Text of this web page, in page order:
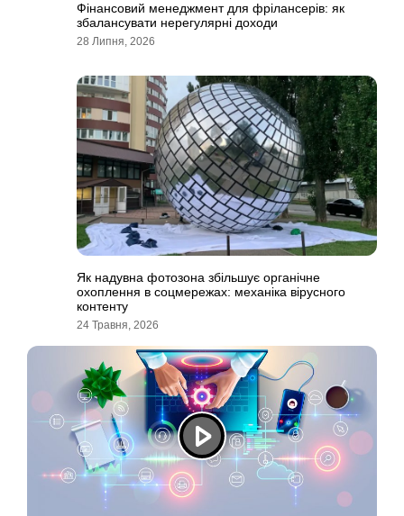
Фінансовий менеджмент для фрілансерів: як
збалансувати нерегулярні доходи
28 Липня, 2026
Як надувна фотозона збільшує органічне
охоплення в соцмережах: механіка вірусного
контенту
24 Травня, 2026